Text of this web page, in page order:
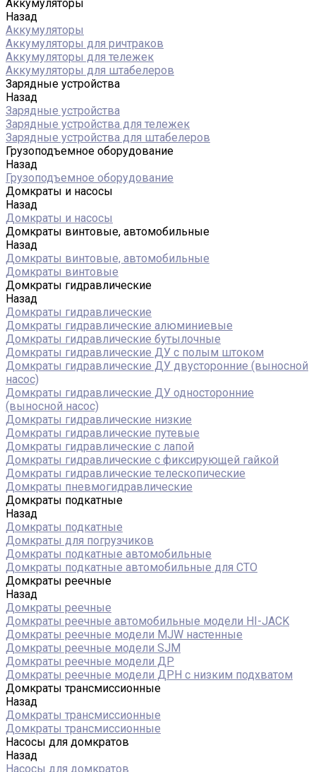
Аккумуляторы
Назад
Аккумуляторы
Аккумуляторы для ричтраков
Аккумуляторы для тележек
Аккумуляторы для штабелеров
Зарядные устройства
Назад
Зарядные устройства
Зарядные устройства для тележек
Зарядные устройства для штабелеров
Грузоподъемное оборудование
Назад
Грузоподъемное оборудование
Домкраты и насосы
Назад
Домкраты и насосы
Домкраты винтовые, автомобильные
Назад
Домкраты винтовые, автомобильные
Домкраты винтовые
Домкраты гидравлические
Назад
Домкраты гидравлические
Домкраты гидравлические алюминиевые
Домкраты гидравлические бутылочные
Домкраты гидравлические ДУ c полым штоком
Домкраты гидравлические ДУ двусторонние (выносной
насос)
Домкраты гидравлические ДУ односторонние
(выносной насос)
Домкраты гидравлические низкие
Домкраты гидравлические путевые
Домкраты гидравлические с лапой
Домкраты гидравлические с фиксирующей гайкой
Домкраты гидравлические телескопические
Домкраты пневмогидравлические
Домкраты подкатные
Назад
Домкраты подкатные
Домкраты для погрузчиков
Домкраты подкатные автомобильные
Домкраты подкатные автомобильные для СТО
Домкраты реечные
Назад
Домкраты реечные
Домкраты реечные автомобильные модели HI-JACK
Домкраты реечные модели MJW настенные
Домкраты реечные модели SJM
Домкраты реечные модели ДР
Домкраты реечные модели ДРН с низким подхватом
Домкраты трансмиссионные
Назад
Домкраты трансмиссионные
Домкраты трансмиссионные
Насосы для домкратов
Назад
Насосы для домкратов